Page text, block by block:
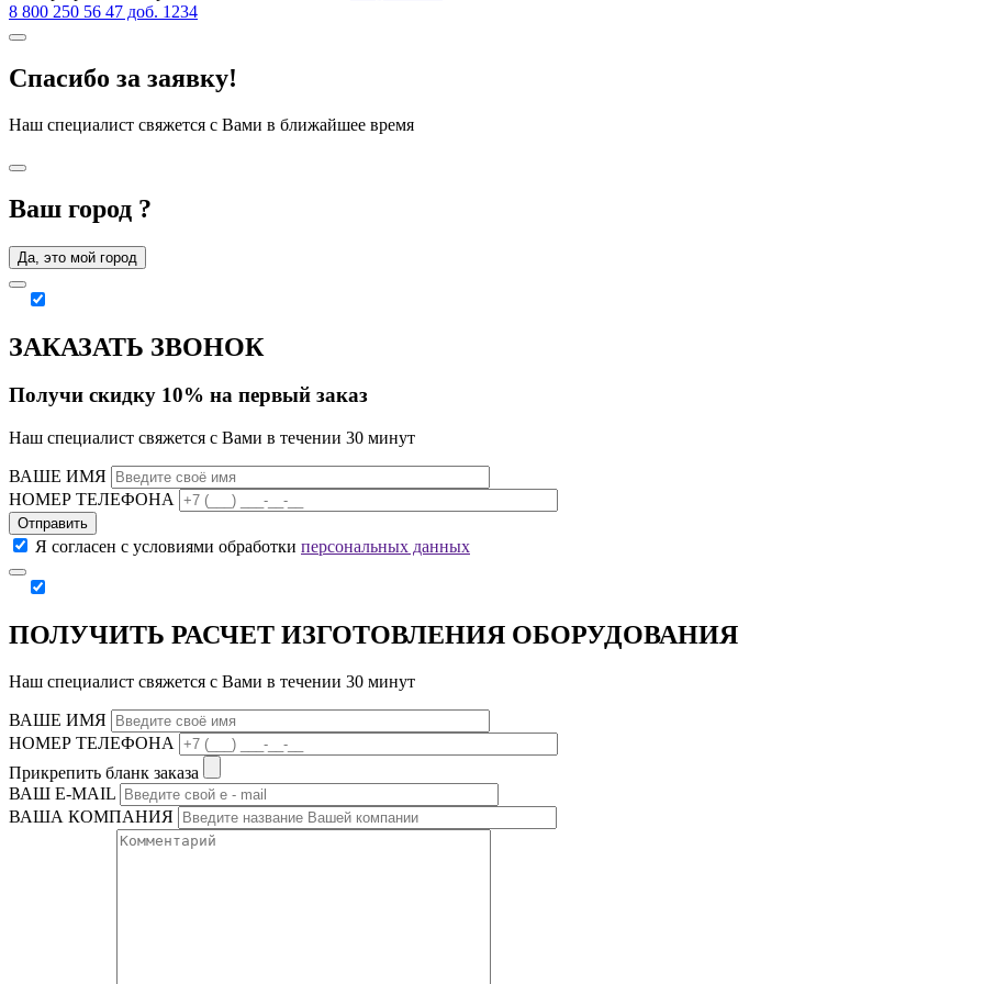
8 800 250 56 47 доб. 1234
Спасибо за заявку!
Наш специалист свяжется с Вами в ближайшее время
Ваш город ?
Да, это мой город
ЗАКАЗАТЬ ЗВОНОК
Получи скидку 10% на первый заказ
Наш специалист свяжется с Вами в течении 30 минут
ВАШЕ ИМЯ
НОМЕР ТЕЛЕФОНА
Отправить
Я согласен с условиями обработки персональных данных
ПОЛУЧИТЬ РАСЧЕТ ИЗГОТОВЛЕНИЯ ОБОРУДОВАНИЯ
Наш специалист свяжется с Вами в течении 30 минут
ВАШЕ ИМЯ
НОМЕР ТЕЛЕФОНА
Прикрепить бланк заказа
ВАШ Е-МAIL
ВАША КОМПАНИЯ